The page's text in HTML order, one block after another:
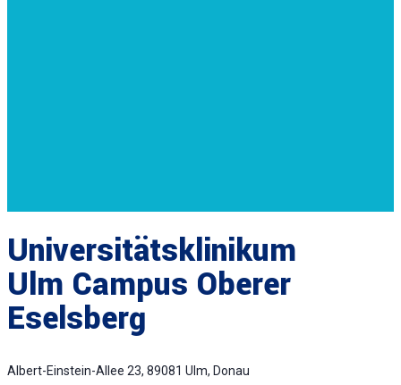
Universitätsklinikum
Ulm Campus Oberer
Eselsberg
Albert-Einstein-Allee 23, 89081 Ulm, Donau